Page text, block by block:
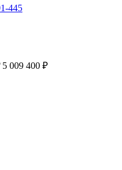
445
5 009 400 ₽